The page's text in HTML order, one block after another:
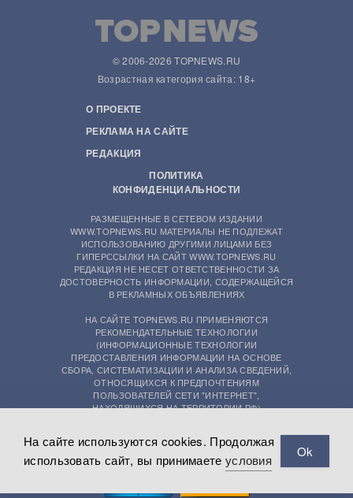
© 2006-2026 TOPNEWS.RU
Возрастная категория сайта: 18+
О ПРОЕКТЕ
РЕКЛАМА НА САЙТЕ
РЕДАКЦИЯ
ПОЛИТИКА
КОНФИДЕНЦИАЛЬНОСТИ
РАЗМЕЩЕННЫЕ В СЕТЕВОМ ИЗДАНИИ
WWW.TOPNEWS.RU МАТЕРИАЛЫ НЕ ПОДЛЕЖАТ
ИСПОЛЬЗОВАНИЮ ДРУГИМИ ЛИЦАМИ БЕЗ
ГИПЕРССЫЛКИ НА САЙТ WWW.TOPNEWS.RU
РЕДАКЦИЯ НЕ НЕСЕТ ОТВЕТСТВЕННОСТИ ЗА
ДОСТОВЕРНОСТЬ ИНФОРМАЦИИ, СОДЕРЖАЩЕЙСЯ
В РЕКЛАМНЫХ ОБЪЯВЛЕНИЯХ
НА САЙТЕ TOPNEWS.RU ПРИМЕНЯЮТСЯ
РЕКОМЕНДАТЕЛЬНЫЕ ТЕХНОЛОГИИ
(ИНФОРМАЦИОННЫЕ ТЕХНОЛОГИИ
ПРЕДОСТАВЛЕНИЯ ИНФОРМАЦИИ НА ОСНОВЕ
СБОРА, СИСТЕМАТИЗАЦИИ И АНАЛИЗА СВЕДЕНИЙ,
ОТНОСЯЩИХСЯ К ПРЕДПОЧТЕНИЯМ
ПОЛЬЗОВАТЕЛЕЙ СЕТИ "ИНТЕРНЕТ",
НАХОДЯЩИХСЯ НА ТЕРРИТОРИИ РФ)
На сайте используются cookies. Продолжая
использовать сайт, вы принимаете условия
Ok